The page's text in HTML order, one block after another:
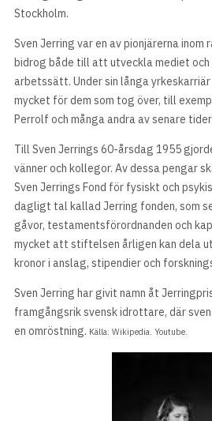
Stockholm.
Sven Jerring var en av pionjärerna inom
bidrog både till att utveckla mediet
arbetssätt. Under sin långa
mycket för dem som tog över, till
Perrolf och många andra av senare
Till Sven Jerrings 60-årsdag 1955
vänner och kollegor. Av dessa pengar
Sven Jerrings Fond för fysiskt och
dagligt tal kallad Jerring fonden, som
gåvor, testamentsförordnanden och
mycket att stiftelsen årligen kan dela
kronor i anslag, stipendier och
Sven Jerring har givit namn åt
framgångsrik svensk idrottare, där
en omröstning. Källa: Wikipedia. Youtube.